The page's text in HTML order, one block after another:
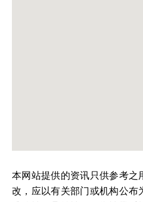
本网站提供的资讯只供参考之
改，应以有关部门或机构公布